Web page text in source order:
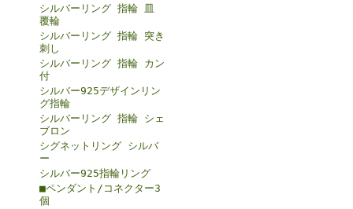
シルバーリング 指輪 皿
覆輪
シルバーリング 指輪 突き
刺し
シルバーリング 指輪 カン
付
シルバー925デザインリン
グ指輪
シルバーリング 指輪 シェ
ブロン
シグネットリング シルバ
ー
シルバー925指輪リング
■ペンダント/コネクター3
個